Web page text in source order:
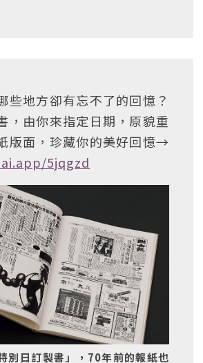
些地方卻有忘不了的回憶？
，由你來指定日期，原貌重
版面，珍藏你的美好回憶→
5jqgzd
別日訂製書」，70年前的報紙也